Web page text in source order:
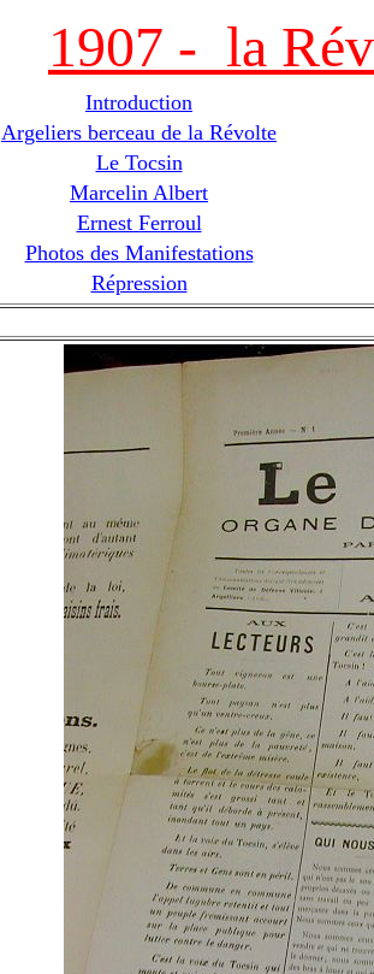
1907 - la
Introduction
Argeliers berceau de la Révolte
Le Tocsin
Marcelin Albert
Ernest Ferroul
Photos des Manifestations
Répression